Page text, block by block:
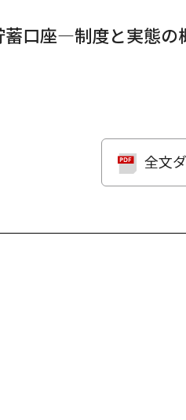
蓄口座—制度と実態
全文